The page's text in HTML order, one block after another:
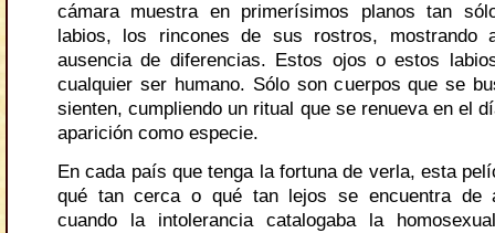
cámara muestra en primerísimos planos tan
labios, los rincones de sus rostros, mostrando
ausencia de diferencias. Estos ojos o estos
cualquier ser humano. Sólo son cuerpos que se
sienten, cumpliendo un ritual que se renueva en el
aparición como especie.
En cada país que tenga la fortuna de verla, esta
qué tan cerca o qué tan lejos se encuentra de
cuando la intolerancia catalogaba la